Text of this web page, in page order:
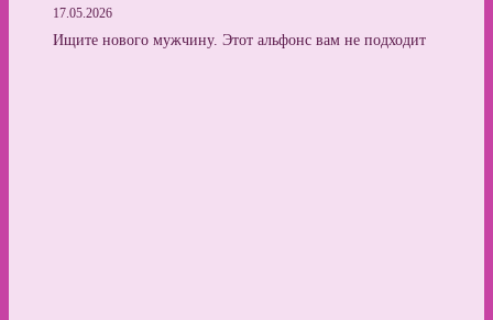
17.05.2026
Ищите нового мужчину. Этот альфонс вам не подходит